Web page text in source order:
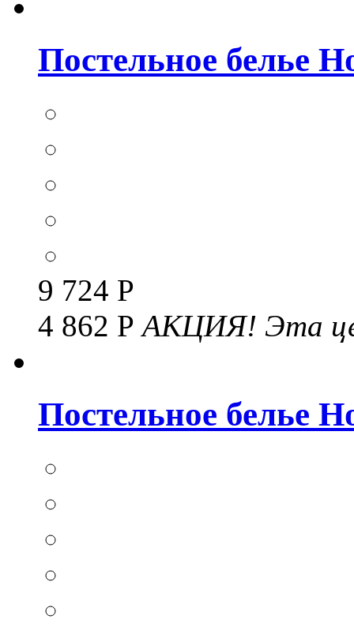
Постельное белье
9 724 Р
4 862 РАКЦИЯ! Эта
Постельное белье